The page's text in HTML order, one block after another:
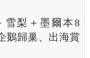
雪梨＋墨爾本8
鵝歸巢、出海賞